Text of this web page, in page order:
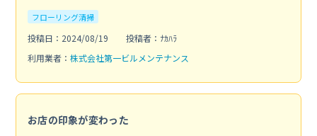
フローリング清掃
投稿日：2024/08/19
投稿者：ﾅｶﾊﾗ
利用業者： 株式会社第一ビルメンテナンス
お店の印象が変わった